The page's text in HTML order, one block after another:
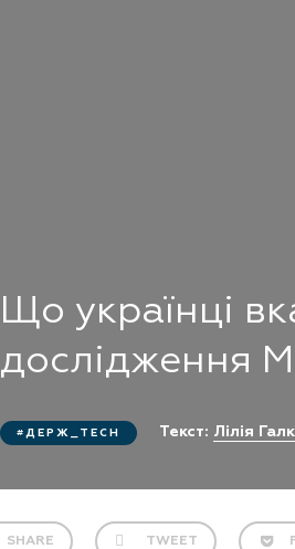
Що українці
дослідження
ДЕРЖ_TECH Текст: Лілія
SHARE TWEET